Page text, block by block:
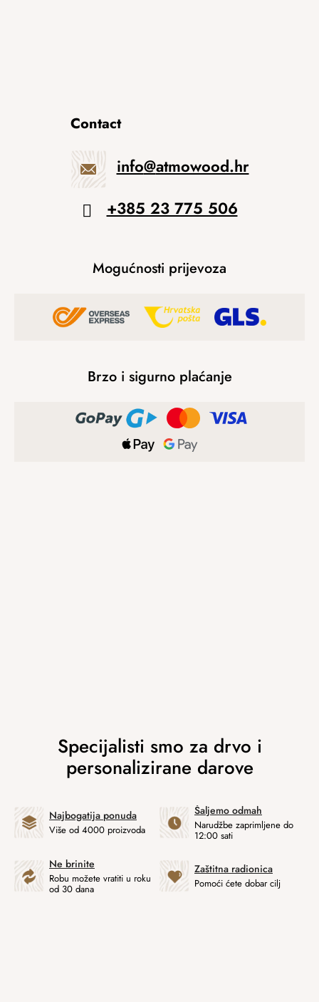
Contact
info@atmowood.hr
+385 23 775 506
Mogućnosti prijevoza
Brzo i sigurno plaćanje
Najbogatija ponuda
Više od 4000 proizvoda
Šaljemo odmah
Narudžbe zaprimljene do
12:00 sati
Ne brinite
Robu možete vratiti u roku
od 30 dana
Zaštitna radionica
Pomoći ćete dobar cilj